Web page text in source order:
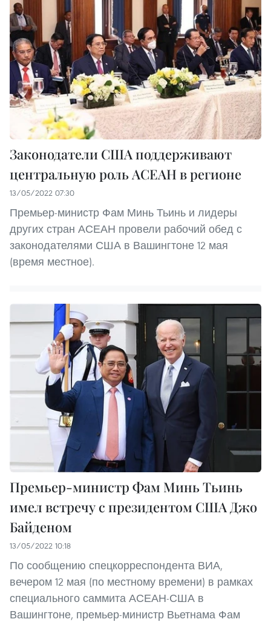
Законодатели США поддерживают
центральную роль АСЕАН в регионе
13/05/2022 07:30
Премьер-министр Фам Минь Тьинь и лидеры
других стран АСЕАН провели рабочий обед с
законодателями США в Вашингтоне 12 мая
(время местное).
Премьер-министр Фам Минь Тьинь
имел встречу с президентом США Джо
Байденом
13/05/2022 10:18
По сообщению спецкорреспондента ВИА,
вечером 12 мая (по местному времени) в рамках
специального саммита АСЕАН-США в
Вашингтоне, премьер-министр Вьетнама Фам